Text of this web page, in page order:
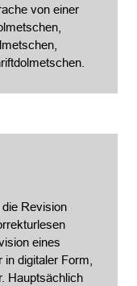
von einer
Revision
eines
digitaler Form,
Hauptsächlich